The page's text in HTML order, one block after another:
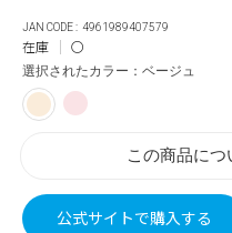
4961989407579
在庫 〇
選択されたカラー：ベージュ
この商品に
公式サイトで購入する